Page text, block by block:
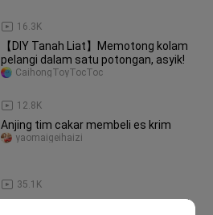
16.3K
【DIY Tanah Liat】Memotong kolam
pelangi dalam satu potongan, asyik!
12.8K
CaihongToyTocToc
Anjing tim cakar membeli es krim
35.1K
yaomaigeihaizi
Kupu-kupu pelangi yang super kenyal,